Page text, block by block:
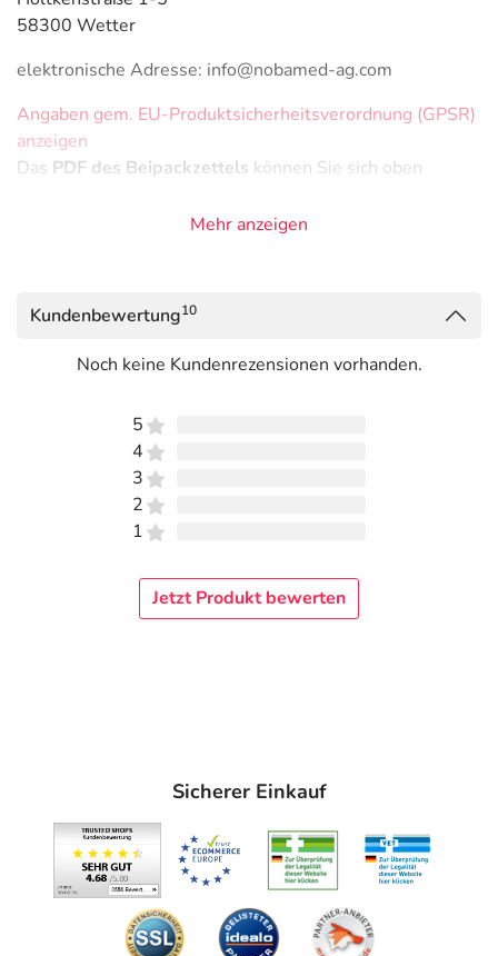
58300 Wetter
elektronische Adresse: info@nobamed-ag.com
Angaben gem. EU-Produktsicherheitsverordnung (GPSR)
anzeigen
Das PDF des Beipackzettels können Sie sich oben
Mehr anzeigen
Kundenbewertung10
Noch keine Kundenrezensionen vorhanden.
5
4
3
2
1
Jetzt Produkt bewerten
Sicherer Einkauf